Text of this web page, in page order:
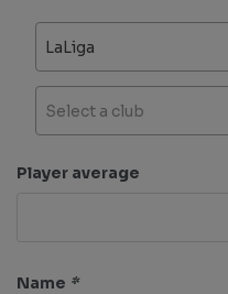
LaLiga
Select a club
Player average
Name *